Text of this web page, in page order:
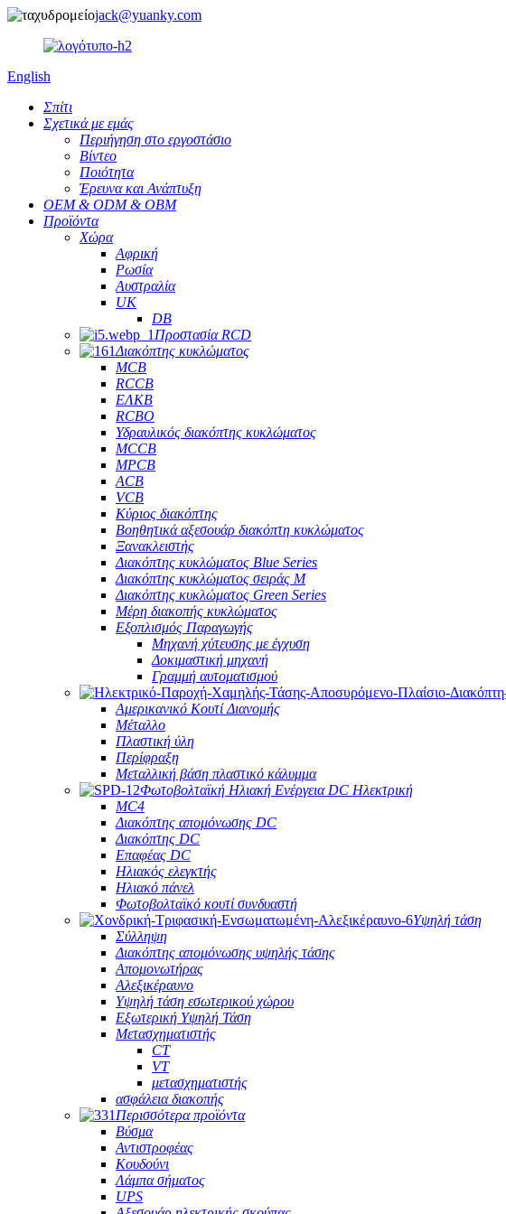
jack@yuanky.com
English
Σπίτι
Σχετικά με εμάς
Περιήγηση στο εργοστάσιο
Βίντεο
Ποιότητα
Έρευνα και Ανάπτυξη
OEM & ODM & OBM
Προϊόντα
Χώρα
Αφρική
Ρωσία
Αυστραλία
UK
DB
Προστασία RCD
Διακόπτης κυκλώματος
MCB
RCCB
ΕΛΚΒ
RCBO
Υδραυλικός διακόπτης κυκλώματος
MCCB
MPCB
ACB
VCB
Κύριος διακόπτης
Βοηθητικά αξεσουάρ διακόπτη κυκλώματος
Ξανακλειστής
Διακόπτης κυκλώματος Blue Series
Διακόπτης κυκλώματος σειράς M
Διακόπτης κυκλώματος Green Series
Μέρη διακοπής κυκλώματος
Εξοπλισμός Παραγωγής
Μηχανή χύτευσης με έγχυση
Δοκιμαστική μηχανή
Γραμμή αυτοματισμού
Αμερικανικό Κουτί Διανομής
Μέταλλο
Πλαστική ύλη
Περίφραξη
Μεταλλική βάση πλαστικό κάλυμμα
Φωτοβολταϊκή Ηλιακή Ενέργεια DC Ηλεκτρική
MC4
Διακόπτης απομόνωσης DC
Διακόπτης DC
Επαφέας DC
Ηλιακός ελεγκτής
Ηλιακό πάνελ
Φωτοβολταϊκό κουτί συνδυαστή
Υψηλή τάση
Σύλληψη
Διακόπτης απομόνωσης υψηλής τάσης
Απομονωτήρας
Αλεξικέραυνο
Υψηλή τάση εσωτερικού χώρου
Εξωτερική Υψηλή Τάση
Μετασχηματιστής
CT
VT
μετασχηματιστής
ασφάλεια διακοπής
Περισσότερα προϊόντα
Βύσμα
Αντιστροφέας
Κουδούνι
Λάμπα σήματος
UPS